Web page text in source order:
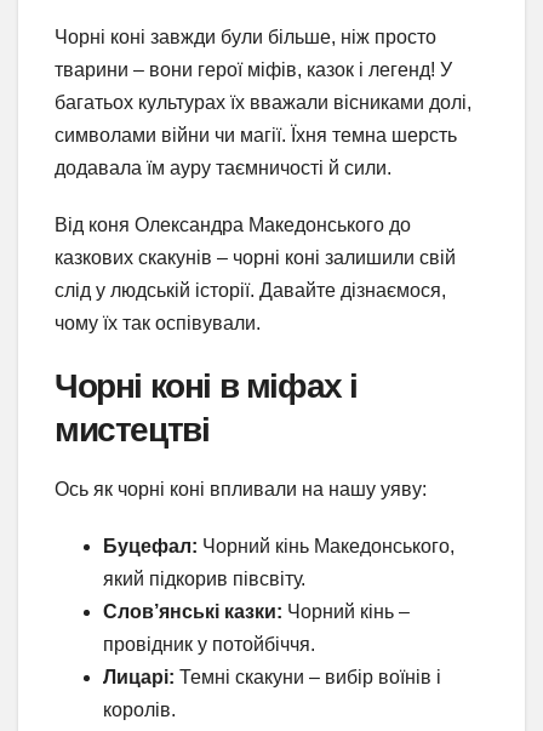
Чорні коні завжди були більше, ніж просто
тварини – вони герої міфів, казок і легенд! У
багатьох культурах їх вважали вісниками долі,
символами війни чи магії. Їхня темна шерсть
додавала їм ауру таємничості й сили.
Від коня Олександра Македонського до
казкових скакунів – чорні коні залишили свій
слід у людській історії. Давайте дізнаємося,
чому їх так оспівували.
Чорні коні в міфах і
мистецтві
Ось як чорні коні впливали на нашу уяву:
Буцефал: Чорний кінь Македонського,
який підкорив півсвіту.
Слов’янські казки: Чорний кінь –
провідник у потойбіччя.
Лицарі: Темні скакуни – вибір воїнів і
королів.